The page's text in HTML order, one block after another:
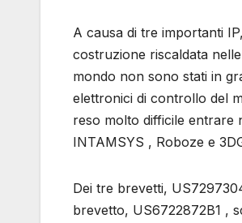
A causa di tre importanti
costruzione riscaldata
mondo non sono stati in
elettronici di controllo del
reso molto difficile entrare
INTAMSYS , Roboze e
Dei tre brevetti,
brevetto, US6722872B1 ,